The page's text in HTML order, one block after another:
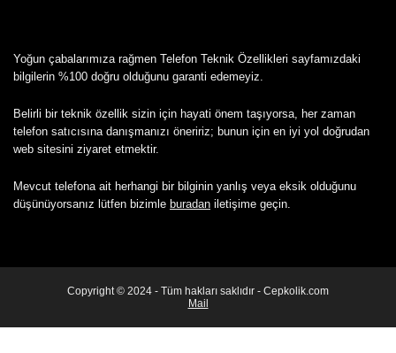
Yoğun çabalarımıza rağmen Telefon Teknik Özellikleri sayfamızdaki
bilgilerin %100 doğru olduğunu garanti edemeyiz.
Belirli bir teknik özellik sizin için hayati önem taşıyorsa, her zaman
telefon satıcısına danışmanızı öneririz; bunun için en iyi yol doğrudan
web sitesini ziyaret etmektir.
Mevcut telefona ait herhangi bir bilginin yanlış veya eksik olduğunu
düşünüyorsanız lütfen bizimle buradan iletişime geçin.
Copyright © 2024 - Tüm hakları saklıdır - Cepkolik.com
Mail